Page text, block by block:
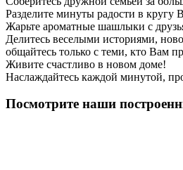
Разделите минуты радости в
Жарьте ароматные шашлыки с
Делитесь веселыми историями,
общайтесь только с теми, кто Вам
Живите счастливо в новом доме!
Наслаждайтесь каждой минутой,
Посмотрите наши